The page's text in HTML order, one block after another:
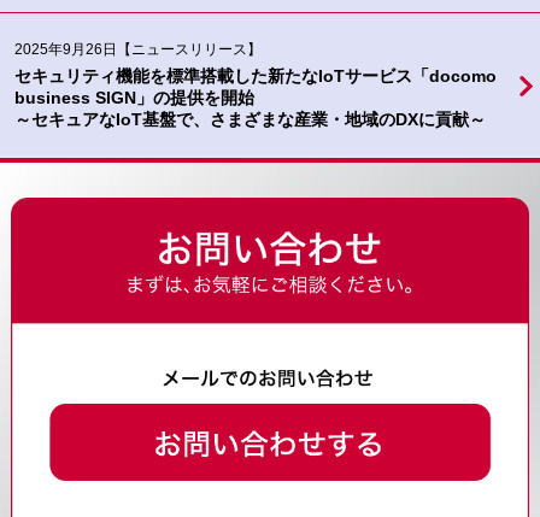
2025年9月26日 【ニュースリリース】
セキュリティ機能を標準搭載した新たなIoTサービス「docomo
business SIGN」の提供を開始
～セキュアなIoT基盤で、さまざまな産業・地域のDXに貢献～